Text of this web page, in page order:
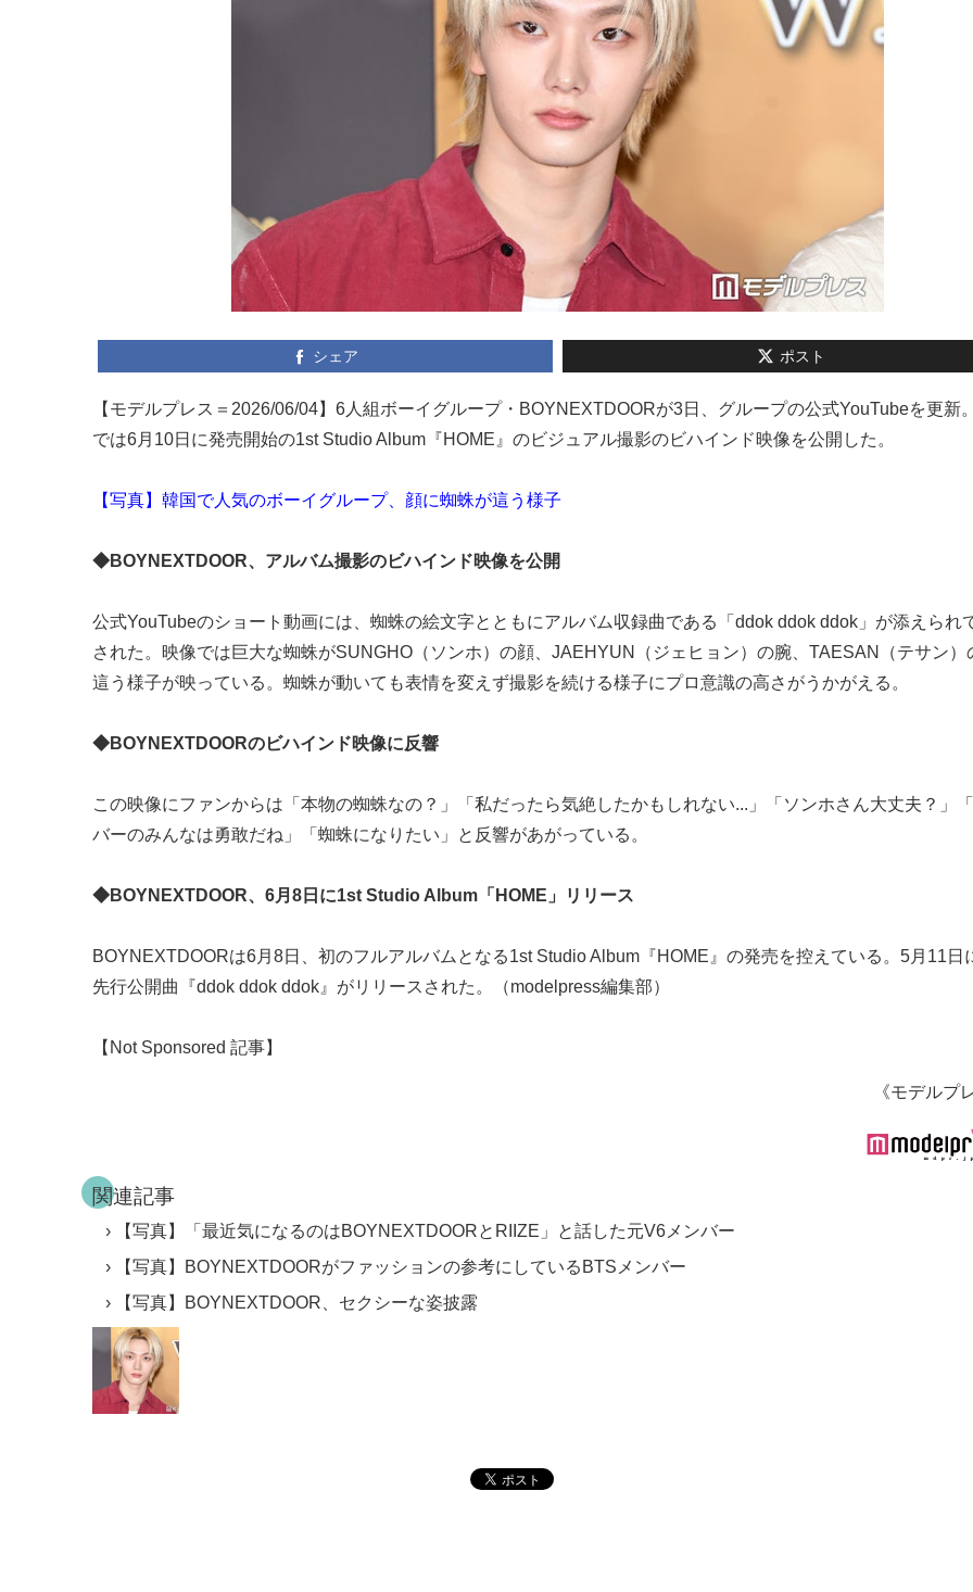
シェア ポスト
【モデルプレス＝2026/06/04】6人組ボーイグループ・BOYNEXTDOORが3日、グループの公式YouTubeを更新
では6月10日に発売開始の1st Studio Album『HOME』のビジュアル撮影のビハインド映像を公開した。
【写真】韓国で人気のボーイグループ、顔に蜘蛛が這う様子
◆BOYNEXTDOOR、アルバム撮影のビハインド映像を公開
公式YouTubeのショート動画には、蜘蛛の絵文字とともにアルバム収録曲である「ddok ddok ddok」が添えられ
された。映像では巨大な蜘蛛がSUNGHO（ソンホ）の顔、JAEHYUN（ジェヒョン）の腕、TAESAN（テサン）
這う様子が映っている。蜘蛛が動いても表情を変えず撮影を続ける様子にプロ意識の高さがうかがえる。
◆BOYNEXTDOORのビハインド映像に反響
この映像にファンからは「本物の蜘蛛なの？」「私だったら気絶したかもしれない...」「ソンホさん大丈夫？」
バーのみんなは勇敢だね」「蜘蛛になりたい」と反響があがっている。
◆BOYNEXTDOOR、6月8日に1st Studio Album「HOME」リリース
BOYNEXTDOORは6月8日、初のフルアルバムとなる1st Studio Album『HOME』の発売を控えている。5月11日
先行公開曲『ddok ddok ddok』がリリースされた。（modelpress編集部）
【Not Sponsored 記事】
《モデルプ
関連記事
【写真】「最近気になるのはBOYNEXTDOORとRIIZE」と話した元V6メンバー
【写真】BOYNEXTDOORがファッションの参考にしているBTSメンバー
【写真】BOYNEXTDOOR、セクシーな姿披露